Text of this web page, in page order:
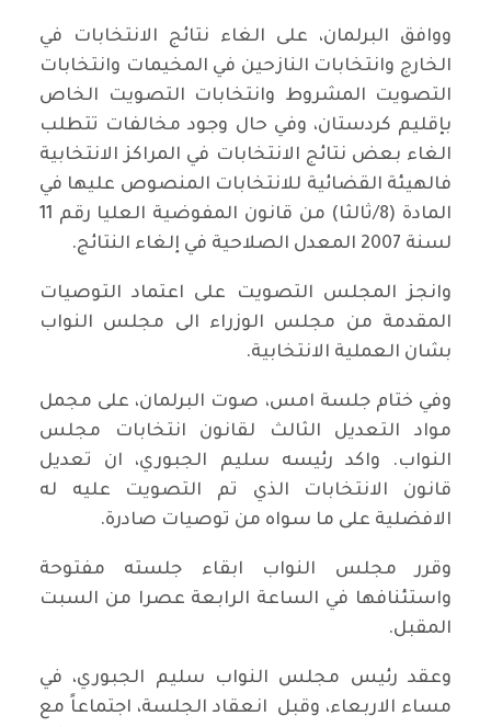
ووافق البرلمان، على الغاء نتائج الانتخابات في
الخارج وانتخابات النازحين في المخيمات وانتخابات
التصويت المشروط وانتخابات التصويت الخاص
بإقليم كردستان، وفي حال وجود مخالفات تتطلب
الغاء بعض نتائج الانتخابات في المراكز الانتخابية
فالهيئة القضائية للانتخابات المنصوص عليها في
المادة (8/ثالثا) من قانون المفوضية العليا رقم 11
لسنة 2007 المعدل الصلاحية في إلغاء النتائج.
وانجز المجلس التصويت على اعتماد التوصيات
المقدمة من مجلس الوزراء الى مجلس النواب
بشان العملية الانتخابية.
وفي ختام جلسة امس، صوت البرلمان، على مجمل
مواد التعديل الثالث لقانون انتخابات مجلس
النواب. واكد رئيسه سليم الجبوري، ان تعديل
قانون الانتخابات الذي تم التصويت عليه له
الافضلية على ما سواه من توصيات صادرة.
وقرر مجلس النواب ابقاء جلسته مفتوحة
واستئنافها في الساعة الرابعة عصرا من السبت
المقبل.
وعقد رئيس مجلس النواب سليم الجبوري، في
مساء الاربعاء، وقبل انعقاد الجلسة، اجتماعاً مع